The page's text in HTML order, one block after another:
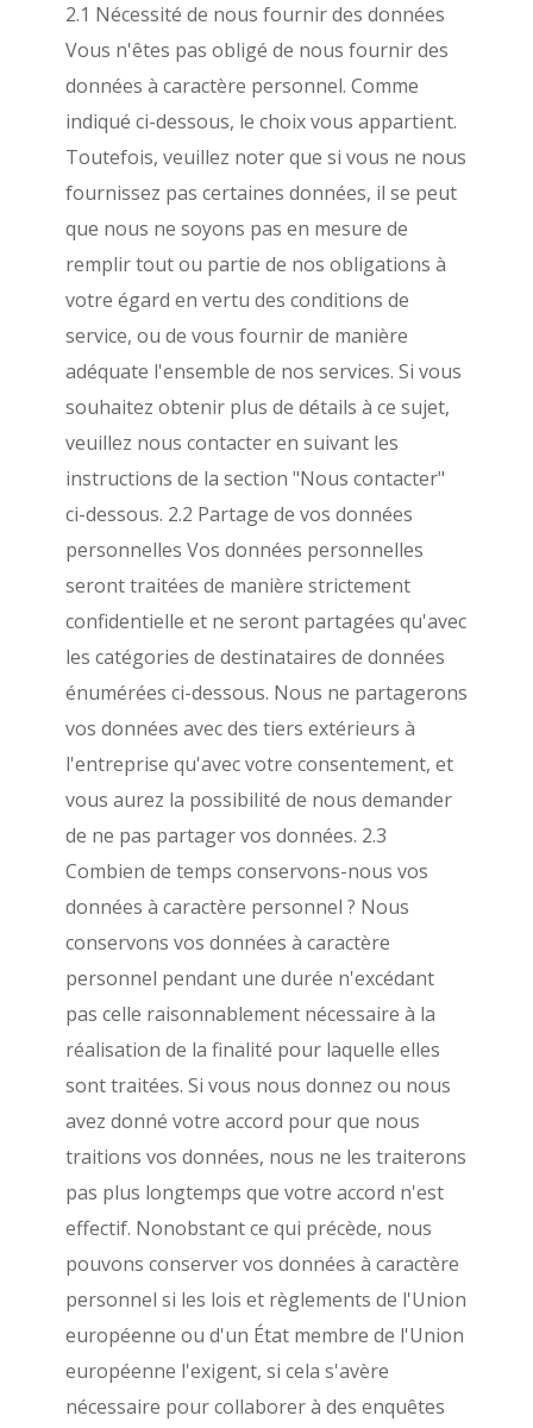
2.1 Nécessité de nous fournir des données
Vous n'êtes pas obligé de nous fournir des
données à caractère personnel. Comme
indiqué ci-dessous, le choix vous appartient.
Toutefois, veuillez noter que si vous ne nous
fournissez pas certaines données, il se peut
que nous ne soyons pas en mesure de
remplir tout ou partie de nos obligations à
votre égard en vertu des conditions de
service, ou de vous fournir de manière
adéquate l'ensemble de nos services. Si vous
souhaitez obtenir plus de détails à ce sujet,
veuillez nous contacter en suivant les
instructions de la section "Nous contacter"
ci-dessous. 2.2 Partage de vos données
personnelles Vos données personnelles
seront traitées de manière strictement
confidentielle et ne seront partagées qu'avec
les catégories de destinataires de données
énumérées ci-dessous. Nous ne partagerons
vos données avec des tiers extérieurs à
l'entreprise qu'avec votre consentement, et
vous aurez la possibilité de nous demander
de ne pas partager vos données. 2.3
Combien de temps conservons-nous vos
données à caractère personnel ? Nous
conservons vos données à caractère
personnel pendant une durée n'excédant
pas celle raisonnablement nécessaire à la
réalisation de la finalité pour laquelle elles
sont traitées. Si vous nous donnez ou nous
avez donné votre accord pour que nous
traitions vos données, nous ne les traiterons
pas plus longtemps que votre accord n'est
effectif. Nonobstant ce qui précède, nous
pouvons conserver vos données à caractère
personnel si les lois et règlements de l'Union
européenne ou d'un État membre de l'Union
européenne l'exigent, si cela s'avère
nécessaire pour collaborer à des enquêtes